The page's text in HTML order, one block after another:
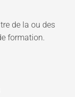
de la ou des
formation.